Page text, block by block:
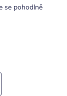
se pohodlně